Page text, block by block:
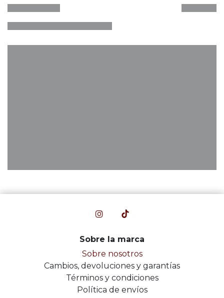
Sobre la marca
Sobre nosotros
Cambios, devoluciones y garantías
Términos y condiciones
Política de envíos